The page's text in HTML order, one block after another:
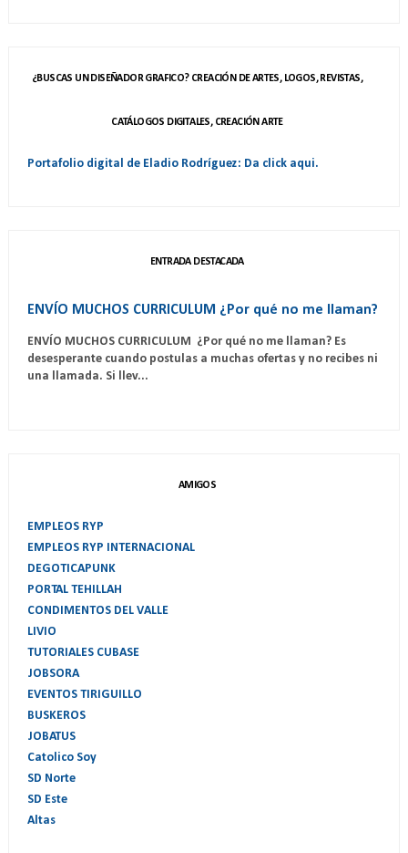
¿BUSCAS UN DISEÑADOR GRAFICO? CREACIÓN DE ARTES, LOGOS, REVISTAS,
CATÁLOGOS DIGITALES, CREACIÓN ARTE
Portafolio digital de Eladio Rodríguez: Da click aqui.
ENTRADA DESTACADA
ENVÍO MUCHOS CURRICULUM ¿Por qué no me llaman?
ENVÍO MUCHOS CURRICULUM ¿Por qué no me llaman? Es
desesperante cuando postulas a muchas ofertas y no recibes ni
una llamada. Si llev...
AMIGOS
EMPLEOS RYP
EMPLEOS RYP INTERNACIONAL
DEGOTICAPUNK
PORTAL TEHILLAH
CONDIMENTOS DEL VALLE
LIVIO
TUTORIALES CUBASE
JOBSORA
EVENTOS TIRIGUILLO
BUSKEROS
JOBATUS
Catolico Soy
SD Norte
SD Este
Altas